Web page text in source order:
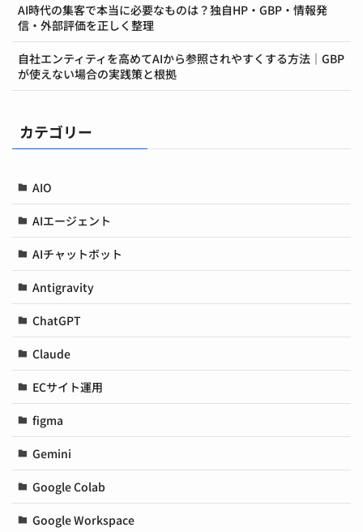
AI時代の集客で本当に必要なものは？独自HP・GBP・情報発
信・外部評価を正しく整理
自社エンティティを高めてAIから参照されやすくする方法｜GBP
が使えない場合の実践策と根拠
カテゴリー
AIO
AIエージェント
AIチャットボット
Antigravity
ChatGPT
Claude
ECサイト運用
figma
Gemini
Google Colab
Google Workspace